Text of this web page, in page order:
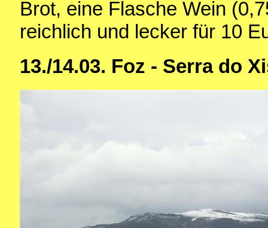
Brot, eine Flasche Wein
reichlich und lecker für 10
13./14.03. Foz - Serra do